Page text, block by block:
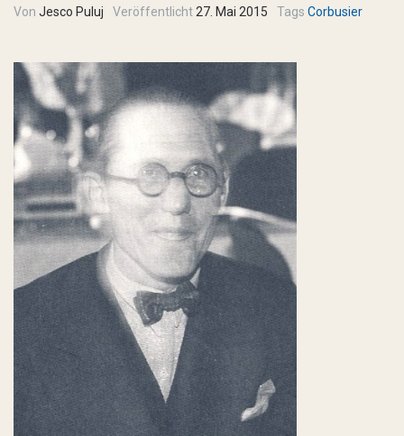
Von Jesco Puluj Veröffentlicht 27. Mai 2015 Tags Corbusier